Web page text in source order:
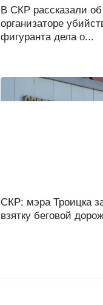
В СКР рассказали об
организаторе
фигуранта дела о...
СКР: мэра Троицка
взятку беговой